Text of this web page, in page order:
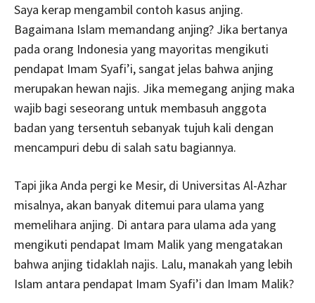
Saya kerap mengambil contoh kasus anjing.
Bagaimana Islam memandang anjing? Jika bertanya
pada orang Indonesia yang mayoritas mengikuti
pendapat Imam Syafi’i, sangat jelas bahwa anjing
merupakan hewan najis. Jika memegang anjing maka
wajib bagi seseorang untuk membasuh anggota
badan yang tersentuh sebanyak tujuh kali dengan
mencampuri debu di salah satu bagiannya.
Tapi jika Anda pergi ke Mesir, di Universitas Al-Azhar
misalnya, akan banyak ditemui para ulama yang
memelihara anjing. Di antara para ulama ada yang
mengikuti pendapat Imam Malik yang mengatakan
bahwa anjing tidaklah najis. Lalu, manakah yang lebih
Islam antara pendapat Imam Syafi’i dan Imam Malik?